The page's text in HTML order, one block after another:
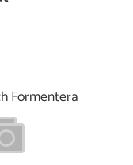
Formentera